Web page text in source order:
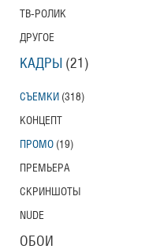
ТВ-РОЛИК
ДРУГОЕ
КАДРЫ (21)
СЪЕМКИ (318)
КОНЦЕПТ
ПРОМО (19)
ПРЕМЬЕРА
СКРИНШОТЫ
NUDE
ОБОИ